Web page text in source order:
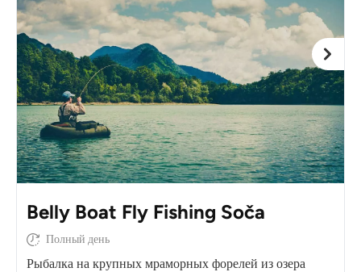
Belly Boat Fly Fishing Soča
Полный день
Рыбалка на крупных мраморных форелей из озера